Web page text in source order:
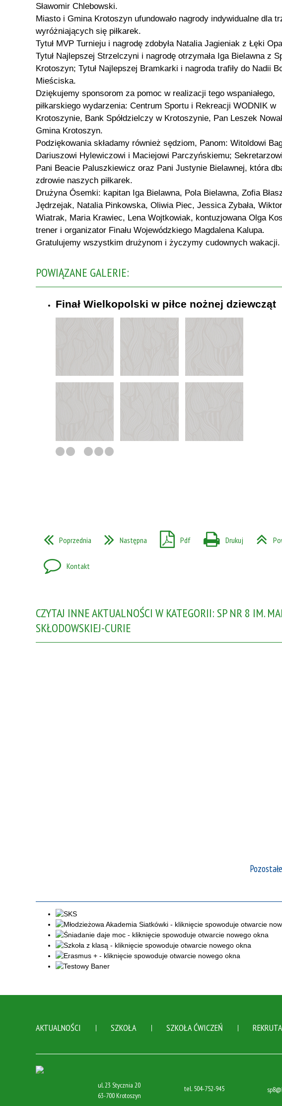
Sławomir Chlebowski.
Miasto i Gmina Krotoszyn ufundowało nagrody indywidualne dla
wyróżniających się piłkarek.
Tytuł MVP Turnieju i nagrodę zdobyła Natalia Jagieniak z Łęki
Tytuł Najlepszej Strzelczyni i nagrodę otrzymała Iga Bielawna z
Krotoszyn; Tytuł Najlepszej Bramkarki i nagroda trafiły do Nadii
Mieściska.
Dziękujemy sponsorom za pomoc w realizacji tego wspaniałego,
piłkarskiego wydarzenia: Centrum Sportu i Rekreacji WODNIK w
Krotoszynie, Bank Spółdzielczy w Krotoszynie, Pan Leszek
Gmina Krotoszyn.
Podziękowania składamy również sędziom, Panom: Witoldowi
Dariuszowi Hylewiczowi i Maciejowi Parczyńskiemu;
Pani Beacie Paluszkiewicz oraz Pani Justynie Bielawnej, która
zdrowie naszych piłkarek.
Drużyna Ósemki: kapitan Iga Bielawna, Pola Bielawna, Zofia
Jędrzejak, Natalia Pinkowska, Oliwia Piec, Jessica Zybała,
Wiatrak, Maria Krawiec, Lena Wojtkowiak, kontuzjowana Olga
trener i organizator Finału Wojewódzkiego Magdalena Kalupa.
Gratulujemy wszystkim drużynom i życzymy cudownych wakacji.
POWIĄZANE GALERIE:
Finał Wielkopolski w piłce nożnej dziewcząt
Poprzednia Następna Pdf Drukuj
Kontakt
CZYTAJ INNE AKTUALNOŚCI W KATEGORII: SP NR 8 IM.
SKŁODOWSKIEJ-CURIE
AKTUALNOŚCI SZKOŁA SZKOŁA ĆWICZEŃ
ul. 23 Stycznia 20
63-700 Krotoszyn
tel. 504-752-945